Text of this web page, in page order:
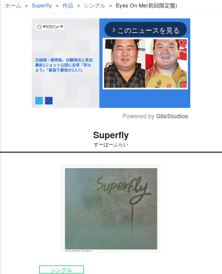
ホーム Superfly 作品 シングル Eyes On Me(初回限定盤)
arrow_forward_ios このニュースを見る
t
e
Powered by GliaStudios
Superfly
すーぱーふらい
シングル